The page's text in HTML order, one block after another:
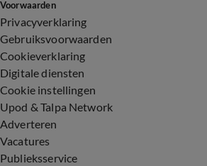
Voorwaarden
Privacyverklaring
Gebruiksvoorwaarden
Cookieverklaring
Digitale diensten
Cookie instellingen
Upod & Talpa Network
Adverteren
Vacatures
Publieksservice